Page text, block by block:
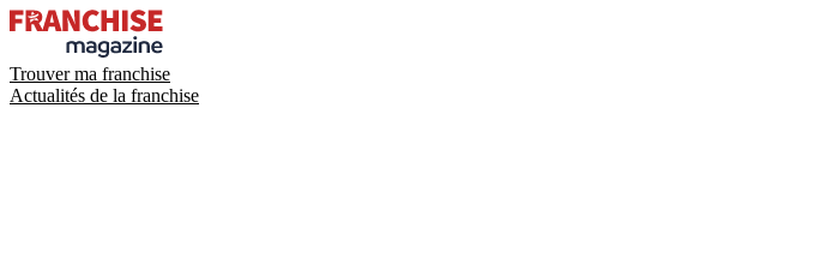
Trouver ma franchise
Actualités de la franchise